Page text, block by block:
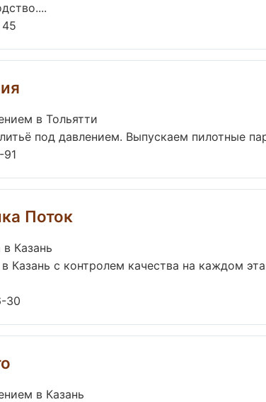
в Тольятти
под давлением. Выпускаем пилотные
Поток
Казань
Казань с контролем качества на каждом
30
в Казань